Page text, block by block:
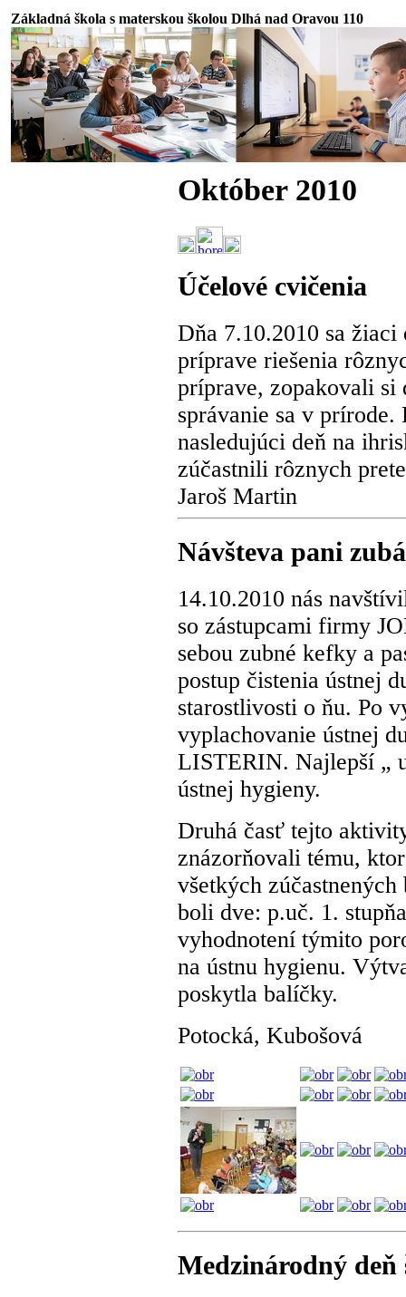
Základná škola s materskou školou Dlhá nad Oravou 110
Október 2010
Účelové cvičenia
Dňa 7.10.2010 sa
príprave riešenia
príprave, zopakovali si
správanie sa v
nasledujúci deň na
zúčastnili rôznych
Jaroš Martin
Návšteva pani
14.10.2010 nás
so zástupcami firmy
sebou zubné kefky a
postup čistenia ústnej
starostlivosti o ňu. Po
vyplachovanie ústnej
LISTERIN. Najlepší „
ústnej hygieny.
Druhá časť tejto
znázorňovali tému,
všetkých
boli dve: p.uč. 1.
vyhodnotení týmito
na ústnu hygienu.
poskytla balíčky.
Potocká, Kubošová
Medzinárodný